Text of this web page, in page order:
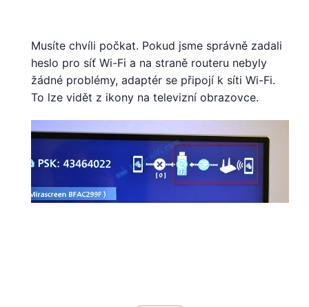
Musíte chvíli počkat. Pokud jsme správně zadali
heslo pro síť Wi-Fi a na straně routeru nebyly
žádné problémy, adaptér se připojí k síti Wi-Fi.
To lze vidět z ikony na televizní obrazovce.